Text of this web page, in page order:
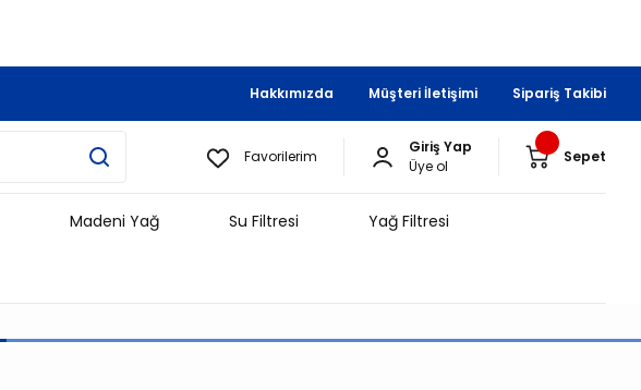
Hakkımızda Müşteri İletişimi Sipariş Takibi
Favorilerim
Giriş Yap
Üye ol
Sepet
Madeni Yağ Su Filtresi Yağ Filtresi